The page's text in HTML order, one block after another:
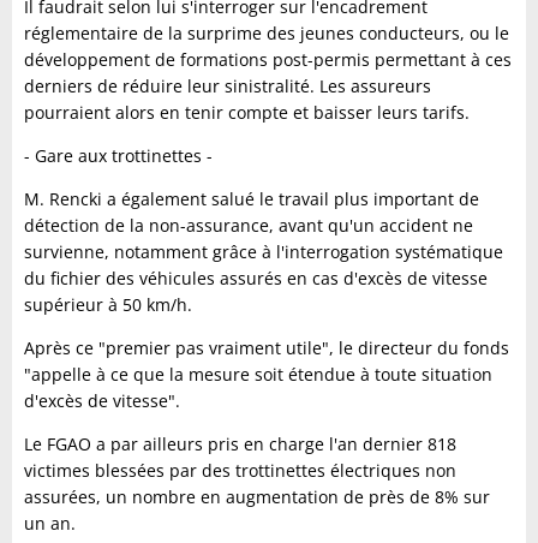
Il faudrait selon lui s'interroger sur l'encadrement
réglementaire de la surprime des jeunes conducteurs, ou le
développement de formations post-permis permettant à ces
derniers de réduire leur sinistralité. Les assureurs
pourraient alors en tenir compte et baisser leurs tarifs.
- Gare aux trottinettes -
M. Rencki a également salué le travail plus important de
détection de la non-assurance, avant qu'un accident ne
survienne, notamment grâce à l'interrogation systématique
du fichier des véhicules assurés en cas d'excès de vitesse
supérieur à 50 km/h.
Après ce "premier pas vraiment utile", le directeur du fonds
"appelle à ce que la mesure soit étendue à toute situation
d'excès de vitesse".
Le FGAO a par ailleurs pris en charge l'an dernier 818
victimes blessées par des trottinettes électriques non
assurées, un nombre en augmentation de près de 8% sur
un an.